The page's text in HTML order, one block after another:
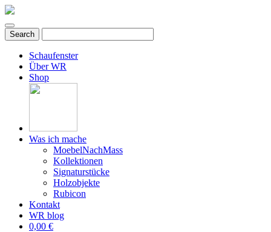
Schaufenster
Über WR
Shop
Was ich mache
MoebelNachMass
Kollektionen
Signaturstücke
Holzobjekte
Rubicon
Kontakt
WR blog
0,00 €